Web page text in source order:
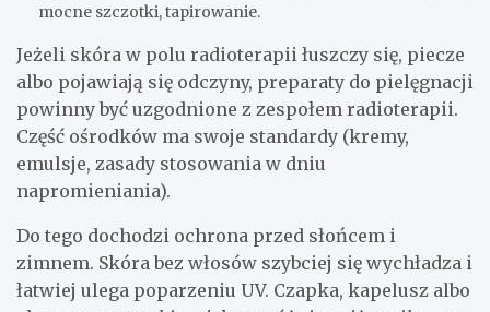
mocne szczotki, tapirowanie.
Jeżeli skóra w polu radioterapii łuszczy się, piecze
albo pojawiają się odczyny, preparaty do pielęgnacji
powinny być uzgodnione z zespołem radioterapii.
Część ośrodków ma swoje standardy (kremy,
emulsje, zasady stosowania w dniu
napromieniania).
Do tego dochodzi ochrona przed słońcem i
zimnem. Skóra bez włosów szybciej się wychładza i
łatwiej ulega poparzeniu UV. Czapka, kapelusz albo